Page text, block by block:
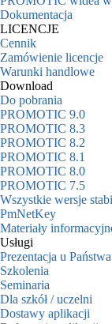
Dokumentacja
LICENCJE
Cennik
Zamówienie licencje
Warunki handlowe
Download
Do pobrania
PROMOTIC 9.0
PROMOTIC 8.3
PROMOTIC 8.2
PROMOTIC 8.1
PROMOTIC 8.0
PROMOTIC 7.5
Wszystkie wersje
PmNetKey
Materiały
Usługi
Prezentacja u Państwa
Szkolenia
Seminaria
Dla szkół / uczelni
Dostawy aplikacji